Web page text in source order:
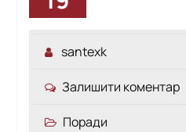
santexk
Залишити коментар
Поради